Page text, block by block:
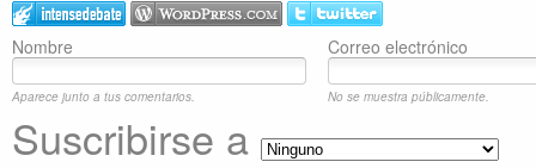
Nombre Correo electrónico
Aparece junto a tus comentarios. No se muestra públicamente.
Suscribirse a